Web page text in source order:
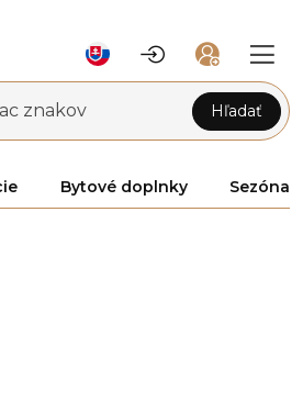
znakov Hľadať
Bytové doplnky Sezóna